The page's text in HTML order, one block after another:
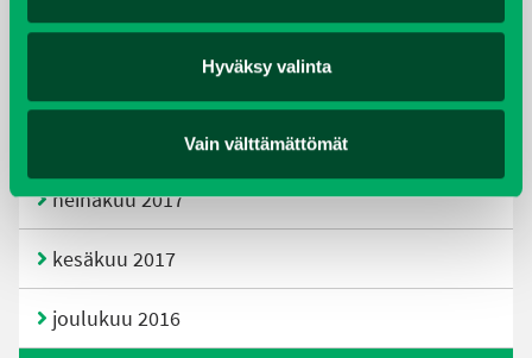
Hyväksy valinta
Vain välttämättömät
elokuu 2018
heinäkuu 2017
kesäkuu 2017
joulukuu 2016